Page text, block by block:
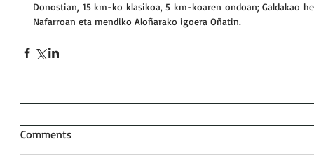
Donostian, 15 km-ko klasikoa, 5 km-koaren ondoan; Galdakao
Nafarroan eta mendiko Aloñarako igoera Oñatin.
Comments